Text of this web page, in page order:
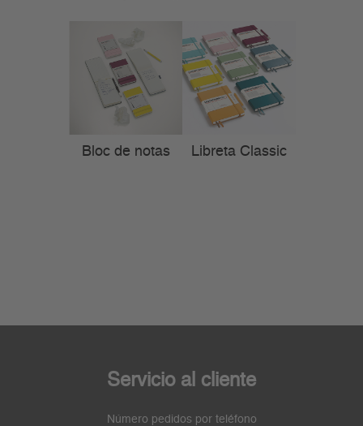
Bloc de notas Libreta Classic
Servicio al cliente
Número pedidos por teléfono